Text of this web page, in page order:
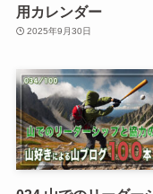
用カレンダー
2025年9月30日